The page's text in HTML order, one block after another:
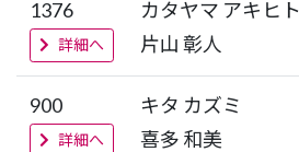
1376
詳細へ
カタヤマ アキヒト
片山 彰人
900
詳細へ
キタ カズミ
喜多 和美